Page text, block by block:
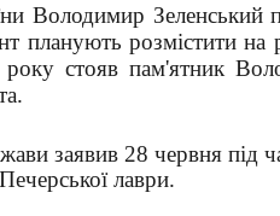
Володимир Зеленський
планують розмістити на
стояв пам'ятник
заявив 28 червня під
лаври.